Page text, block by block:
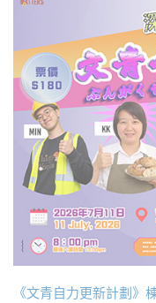
《文青自力更新計劃》